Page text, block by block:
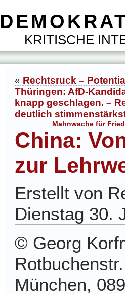
KRITISCHE
« Rechtsruck –
Thüringen: AfD-
knapp geschlagen. –
deutlich
Mahnwache für
China:
zur
Erstellt von
Dienstag 30.
© Georg
München,